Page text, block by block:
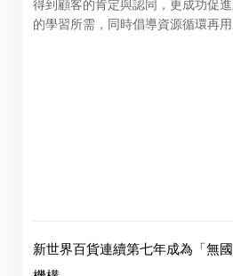
得到顧客的肯定與認同，更成功促
的學習所需，同時倡導資源循環再用
新世界百貨連續第七年成為「無